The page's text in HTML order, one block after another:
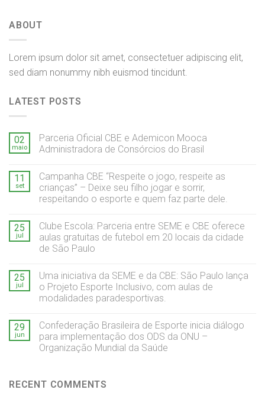
ABOUT
Lorem ipsum dolor sit amet, consectetuer adipiscing elit,
sed diam nonummy nibh euismod tincidunt.
LATEST POSTS
02
maio
Parceria Oficial CBE e Ademicon Mooca
Administradora de Consórcios do Brasil
11
set
Campanha CBE “Respeite o jogo, respeite as
crianças” – Deixe seu filho jogar e sorrir,
respeitando o esporte e quem faz parte dele.
25
jul
Clube Escola: Parceria entre SEME e CBE oferece
aulas gratuitas de futebol em 20 locais da cidade
de São Paulo
25
jul
Uma iniciativa da SEME e da CBE: São Paulo lança
o Projeto Esporte Inclusivo, com aulas de
modalidades paradesportivas.
29
jun
Confederação Brasileira de Esporte inicia diálogo
para implementação dos ODS da ONU –
Organização Mundial da Saúde
RECENT COMMENTS